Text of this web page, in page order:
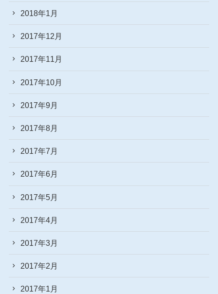
2018年1月
2017年12月
2017年11月
2017年10月
2017年9月
2017年8月
2017年7月
2017年6月
2017年5月
2017年4月
2017年3月
2017年2月
2017年1月